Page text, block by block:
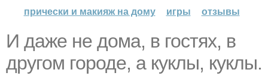
прически и макияж на дому
игры отзывы
И даже не дома, в гостях, в
другом городе, а куклы, куклы.